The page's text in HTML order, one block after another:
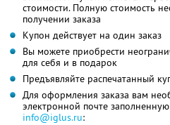
стоимости. Полную стоимость
получении заказа
Купон действует на один заказ
Вы можете приобрести
для себя и в подарок
Предъявляйте распечатанный
Для оформления заказа вам
электронной почте
info@iglus.ru: